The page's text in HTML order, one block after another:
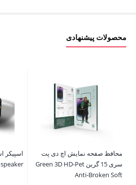
محصولات پیشنهادی
محافظ صفحه نمایش اچ دی پت
سری 15 گرین Green 3D HD-Pet
Anti-Broken Soft
اسپیکر